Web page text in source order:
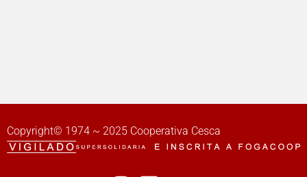
Copyright© 1974 ~ 2025 Cooperativa Cesca